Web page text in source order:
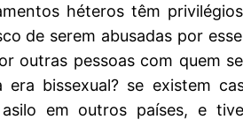
héteros têm
de serem abusadas por
outras pessoas com quem
bissexual? se existem
em outros países, e